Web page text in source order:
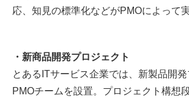
応、知見の標準化などがPMOによって
・新商品開発プロジェクト
とあるITサービス企業では、新製品開
PMOチームを設置。プロジェクト構想